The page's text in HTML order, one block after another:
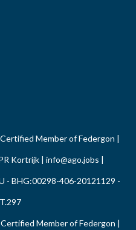
Member of Federgon |
Kortrijk | info@ago.jobs |
- BHG:00298-406-20121129 -
Member of Federgon |